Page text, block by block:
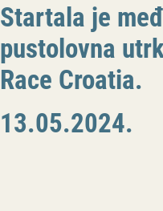
Startala je
pustolovna
Race Croatia.
13.05.2024.